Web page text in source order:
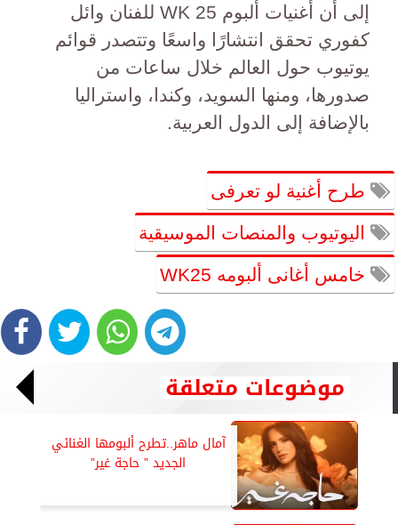
إلى أن أغنيات ألبوم WK 25 للفنان وائل
كفوري تحقق انتشارًا واسعًا وتتصدر قوائم
يوتيوب حول العالم خلال ساعات من
صدورها، ومنها السويد، وكندا، واستراليا
بالإضافة إلى الدول العربية.
طرح أغنية لو تعرفى
اليوتيوب والمنصات الموسيقية
خامس أغانى ألبومه WK25
موضوعات متعلقة
آمال ماهر..تطرح ألبومها الغنائي
الجديد ” حاجة غير”